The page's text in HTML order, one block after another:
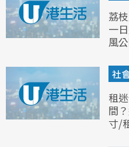
荔
一
風
社
租
間
寸/